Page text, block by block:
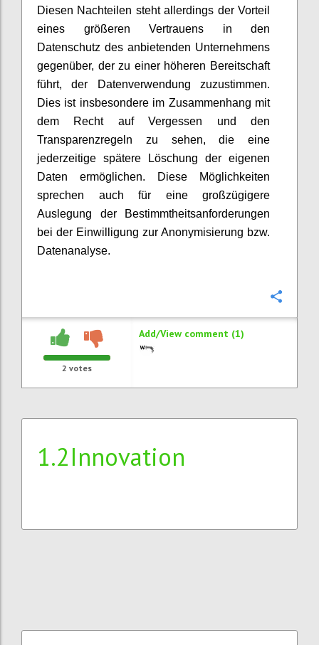
Diesen Nachteilen steht allerdings der Vorteil
eines größeren Vertrauens in den
Datenschutz des anbietenden Unternehmens
gegenüber, der zu einer höheren Bereitschaft
führt, der Datenverwendung zuzustimmen.
Dies ist insbesondere im Zusammenhang mit
dem Recht auf Vergessen und den
Transparenzregeln zu sehen, die eine
jederzeitige spätere Löschung der eigenen
Daten ermöglichen. Diese Möglichkeiten
sprechen auch für eine großzügigere
Auslegung der Bestimmtheitsanforderungen
bei der Einwilligung zur Anonymisierung bzw.
Datenanalyse.
2 votes
Add/View comment (1)
1.2Innovation